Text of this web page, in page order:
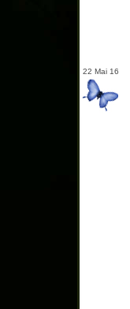
22 Mai 16